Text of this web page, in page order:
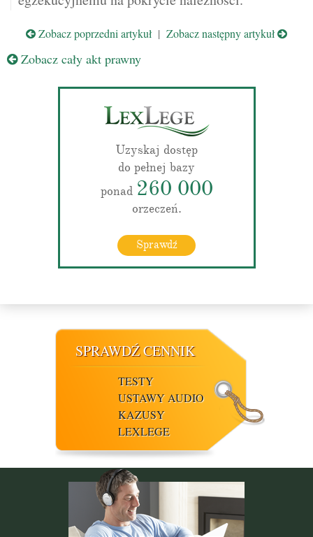
Zobacz poprzedni artykuł | Zobacz następny artykuł
Zobacz cały akt prawny
Uzyskaj dostęp
do pełnej bazy
ponad 260 000
orzeczeń.
Sprawdź
SPRAWDŹ CENNIK
TESTY
USTAWY AUDIO
KAZUSY
LEXLEGE